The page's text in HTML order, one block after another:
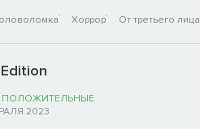
Хоррор От третьего лица
ПОЛОЖИТЕЛЬНЫЕ
2023